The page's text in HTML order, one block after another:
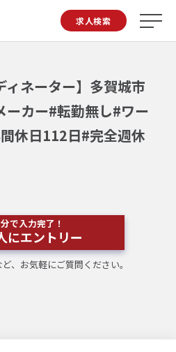
求人検索
ィネーター】多賀城市
ーカー#転勤無し#ワー
休日112日#完全週休
分で入力完了！
にエントリー
、お気軽にご質問ください。